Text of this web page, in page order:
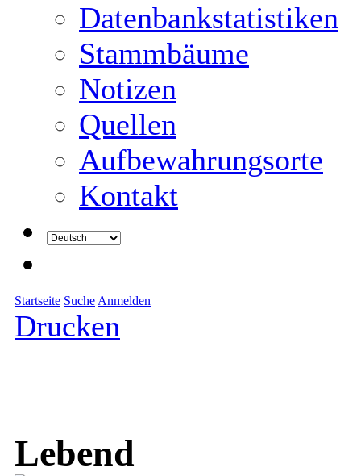
Datenbankstatistiken
Stammbäume
Notizen
Quellen
Aufbewahrungsorte
Kontakt
Startseite Suche Anmelden
Drucken
Lebend